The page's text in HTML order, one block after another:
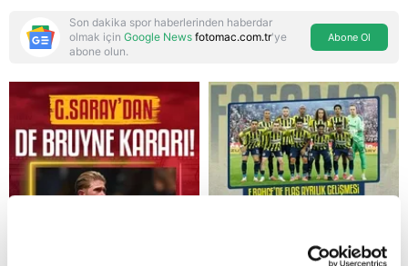
Reddet
Son dakika spor haberlerinden haberdar
olmak için Google News fotomac.com.tr'ye
abone olun.
Abone Ol